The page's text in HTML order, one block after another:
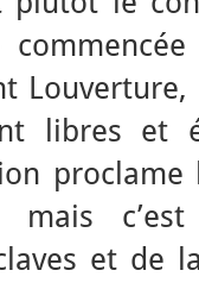
libres et
proclame
mais
et de